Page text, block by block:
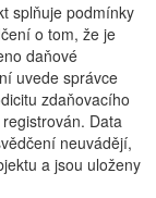
splňuje podmínky
o tom, že je
daňové
uvede správce
zdaňovacího
Data
neuvádějí,
a jsou uloženy